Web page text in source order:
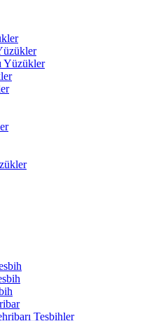
Yüzükler
Tesbihler